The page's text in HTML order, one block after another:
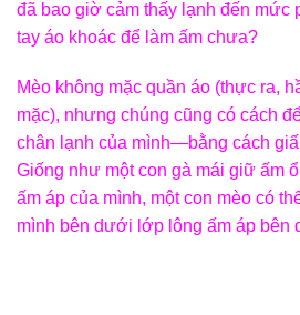
đã bao giờ cảm thấy lạnh đến mức
tay áo khoác để làm ấm chưa?
Mèo không mặc quần áo (thực ra,
mặc), nhưng chúng cũng có cách
chân lạnh của mình—bằng cách
Giống như một con gà mái giữ ấm
ấm áp của mình, một con mèo có
mình bên dưới lớp lông ấm áp bên